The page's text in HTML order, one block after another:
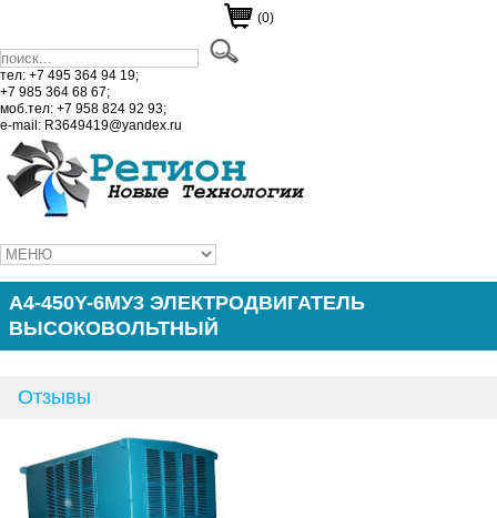
(0)
тел: +7 495 364 94 19;
+7 985 364 68 67;
моб.тел: +7 958 824 92 93;
e-mail: R3649419@yandex.ru
A4-450Y-6МУ3 ЭЛЕКТРОДВИГАТЕЛЬ
ВЫСОКОВОЛЬТНЫЙ
Отзывы